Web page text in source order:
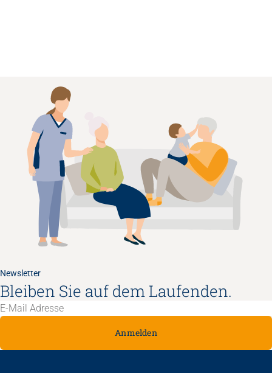
Newsletter
Bleiben Sie auf dem Laufenden.
Anmelden